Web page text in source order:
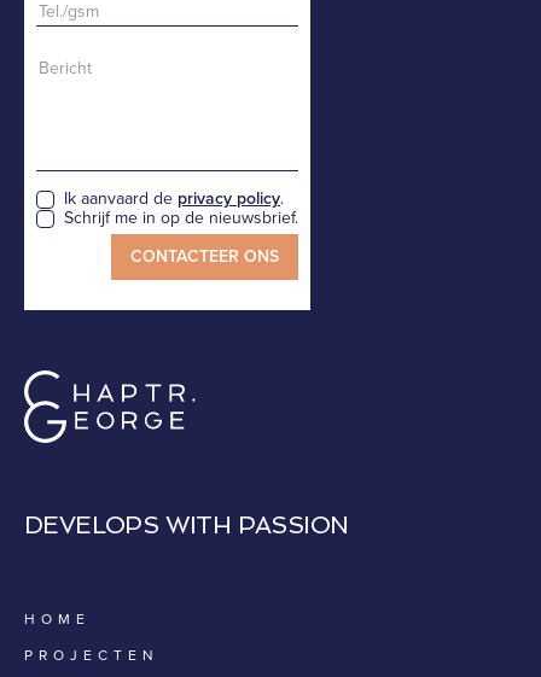
Ik aanvaard de privacy policy.
Schrijf me in op de nieuwsbrief.
DEVELOPS WITH PASSION
HOME
PROJECTEN